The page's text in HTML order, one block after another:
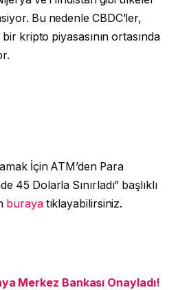
Bu nedenle CBDC’ler,
kripto piyasasının ortasında
İçin ATM’den Para
45 Dolarla Sınırladı” başlıklı
burayatıklayabilirsiniz.
Merkez Bankası Onayladı!